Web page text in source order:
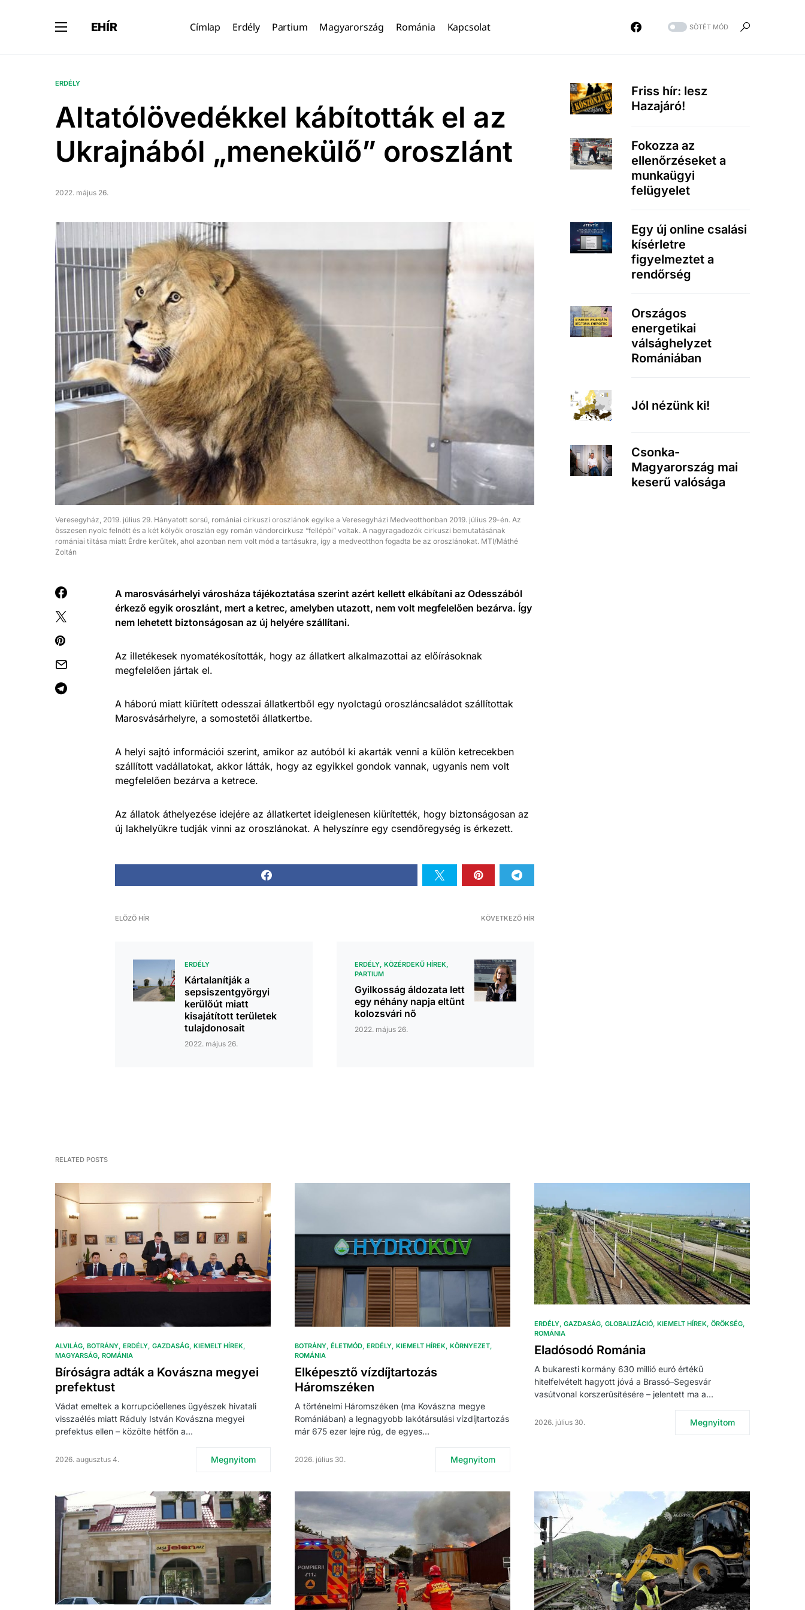
EHÍR Címlap Erdély Partium Magyarország Románia Kapcsolat SÖTÉT MÓD
ERDÉLY
Altatólövedékkel kábították el az
Ukrajnából „menekülő” oroszlánt
2022. május 26.
Veresegyház, 2019. július 29. Hányatott sorsú, romániai cirkuszi oroszlánok egyike a Veresegyházi Medveotthonban 2019. július 29-én. Az
összesen nyolc felnõtt és a két kölyök oroszlán egy román vándorcirkusz “fellépõi” voltak. A nagyragadozók cirkuszi bemutatásának
romániai tiltása miatt Érdre kerültek, ahol azonban nem volt mód a tartásukra, így a medveotthon fogadta be az oroszlánokat. MTI/Máthé
Zoltán
A marosvásárhelyi városháza tájékoztatása szerint azért kellett elkábítani az Odesszából
érkező egyik oroszlánt, mert a ketrec, amelyben utazott, nem volt megfelelően bezárva. Így
nem lehetett biztonságosan az új helyére szállítani.
Az illetékesek nyomatékosították, hogy az állatkert alkalmazottai az előírásoknak
megfelelően jártak el.
A háború miatt kiürített odesszai állatkertből egy nyolctagú oroszláncsaládot szállítottak
Marosvásárhelyre, a somostetői állatkertbe.
A helyi sajtó információi szerint, amikor az autóból ki akarták venni a külön ketrecekben
szállított vadállatokat, akkor látták, hogy az egyikkel gondok vannak, ugyanis nem volt
megfelelően bezárva a ketrece.
Az állatok áthelyezése idejére az állatkertet ideiglenesen kiürítették, hogy biztonságosan az
új lakhelyükre tudják vinni az oroszlánokat. A helyszínre egy csendőregység is érkezett.
ELŐZŐ HÍR
ERDÉLY
Kártalanítják a
sepsiszentgyörgyi
kerülőút miatt
kisajátított területek
tulajdonosait
2022. május 26.
KÖVETKEZŐ HÍR
ERDÉLY KÖZÉRDEKŰ HÍREK
PARTIUM
Gyilkosság áldozata lett
egy néhány napja eltűnt
kolozsvári nő
2022. május 26.
Friss hír: lesz
Hazajáró!
Fokozza az
ellenőrzéseket a
munkaügyi
felügyelet
Egy új online csalási
kísérletre
figyelmeztet a
rendőrség
Országos
energetikai
válsághelyzet
Romániában
Jól nézünk ki!
Csonka-
Magyarország mai
keserű valósága
RELATED POSTS
ALVILÁG BOTRÁNY ERDÉLY GAZDASÁG KIEMELT HÍREK
MAGYARSÁG ROMÁNIA
Bíróságra adták a Kovászna megyei
prefektust
Vádat emeltek a korrupcióellenes ügyészek hivatali
visszaélés miatt Ráduly István Kovászna megyei
prefektus ellen – közölte hétfőn a…
2026. augusztus 4. Megnyitom
BOTRÁNY ÉLETMÓD ERDÉLY KIEMELT HÍREK KÖRNYEZET
ROMÁNIA
Elképesztő vízdíjtartozás
Háromszéken
A történelmi Háromszéken (ma Kovászna megye
Romániában) a legnagyobb lakótársulási vízdíjtartozás
már 675 ezer lejre rúg, de egyes…
2026. július 30. Megnyitom
ERDÉLY GAZDASÁG GLOBALIZÁCIÓ KIEMELT HÍREK ÖRÖKSÉG
ROMÁNIA
Eladósodó Románia
A bukaresti kormány 630 millió euró értékű
hitelfelvételt hagyott jóvá a Brassó–Segesvár
vasútvonal korszerűsítésére – jelentett ma a…
2026. július 30. Megnyitom